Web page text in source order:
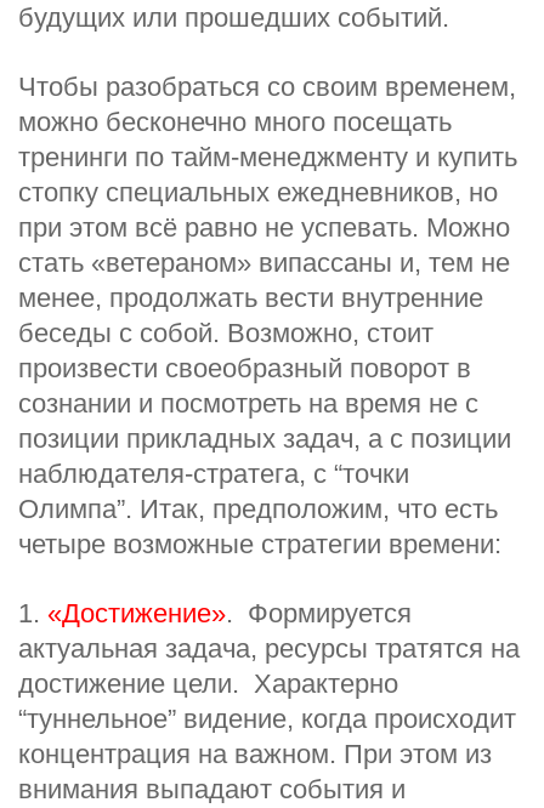
будущих или прошедших событий.
Чтобы разобраться со своим временем,
можно бесконечно много посещать
тренинги по тайм-менеджменту и купить
стопку специальных ежедневников, но
при этом всё равно не успевать. Можно
стать «ветераном» випассаны и, тем не
менее, продолжать вести внутренние
беседы с собой. Возможно, стоит
произвести своеобразный поворот в
сознании и посмотреть на время не с
позиции прикладных задач, а с позиции
наблюдателя-стратега, с “точки
Олимпа”. Итак, предположим, что есть
четыре возможные стратегии времени:
1. «Достижение». Формируется
актуальная задача, ресурсы тратятся на
достижение цели. Характерно
“туннельное” видение, когда происходит
концентрация на важном. При этом из
внимания выпадают события и